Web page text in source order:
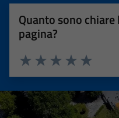
Quanto sono
pagina?
Valuta 5
Valuta 4
Valuta 3 stelle su
Valuta 2 stelle su 5
Valuta 1 stelle su 5